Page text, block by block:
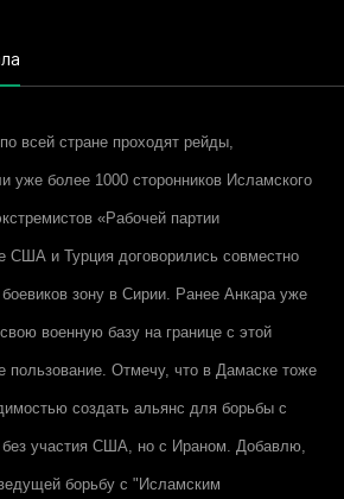
всей стране проходят рейды,
уже более 1000 сторонников Исламского
«Рабочей партии
США и Турция договорились совместно
зону в Сирии. Ранее Анкара уже
военную базу на границе с этой
пользование. Отмечу, что в Дамаске тоже
создать альянс для борьбы с
участия США, но с Ираном. Добавлю,
борьбу с "Исламским